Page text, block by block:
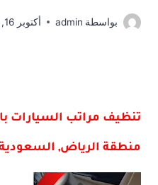
بواسطة admin أكتوبر 16, 2023
تنظيف مراتب السيارات
منطقة الرياض,